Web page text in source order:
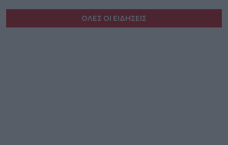
ΟΛΕΣ ΟΙ ΕΙΔΗΣΕΙΣ